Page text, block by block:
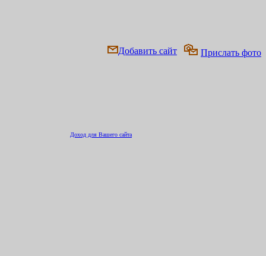
Прислать фото
Добавить сайт
Доход для Вашего сайта